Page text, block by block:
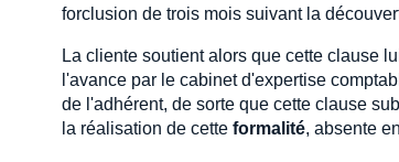
forclusion de trois mois suivant la
La cliente soutient alors que cette clause
l'avance par le cabinet d'expertise
de l'adhérent, de sorte que cette clause
la réalisation de cette formalité, absente